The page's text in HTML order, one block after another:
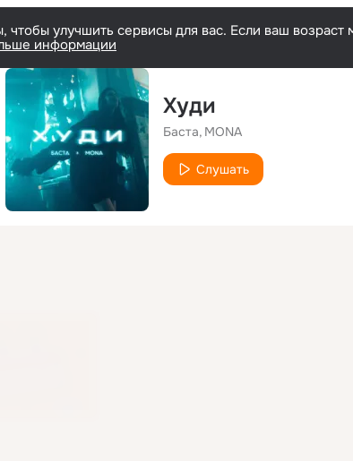
улучшить сервисы для вас. Если ваш
информации
Худи
Баста MONA
Слушать